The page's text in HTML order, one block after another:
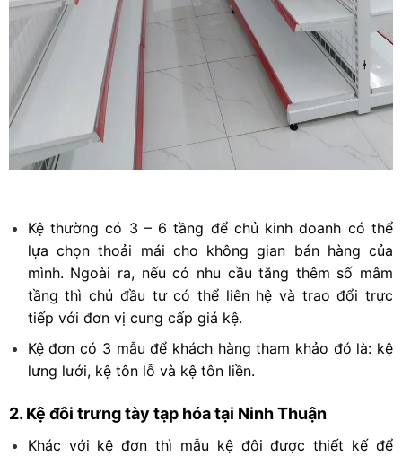
Kệ thường có 3 – 6 tầng để chủ kinh doanh có thể
lựa chọn thoải mái cho không gian bán hàng của
mình. Ngoài ra, nếu có nhu cầu tăng thêm số mâm
tầng thì chủ đầu tư có thể liên hệ và trao đổi trực
tiếp với đơn vị cung cấp giá kệ.
Kệ đơn có 3 mẫu để khách hàng tham khảo đó là: kệ
lưng lưới, kệ tôn lỗ và kệ tôn liền.
2. Kệ đôi trưng tày tạp hóa tại Ninh Thuận
Khác với kệ đơn thì mẫu kệ đôi được thiết kế để